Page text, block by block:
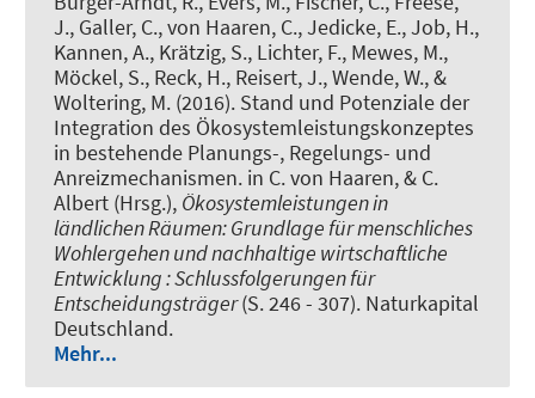
J., Galler, C., von Haaren, C., Jedicke, E., Job, H.,
Kannen, A., Krätzig, S., Lichter, F., Mewes, M.,
Möckel, S., Reck, H., Reisert, J., Wende, W., &
Woltering, M. (2016). Stand und Potenziale der
Integration des Ökosystemleistungskonzeptes
in bestehende Planungs-, Regelungs- und
Anreizmechanismen. in C. von Haaren, & C.
Albert (Hrsg.), Ökosystemleistungen in
ländlichen Räumen: Grundlage für menschliches
Wohlergehen und nachhaltige wirtschaftliche
Entwicklung : Schlussfolgerungen für
Entscheidungsträger(S. 246 - 307). Naturkapital
Deutschland.
Mehr...